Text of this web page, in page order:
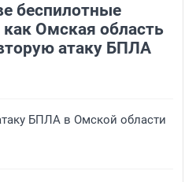
беспилотные
как Омская область
атаку БПЛА
БПЛА в Омской области